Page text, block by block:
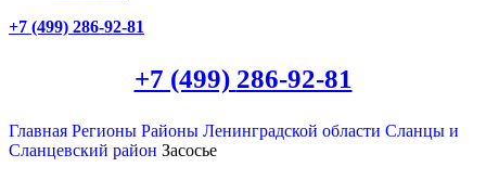
+7 (499) 286-92-81
+7 (499) 286-92-81
Главная Регионы Районы Ленинградской области Сланцы и
Сланцевский район Засосье